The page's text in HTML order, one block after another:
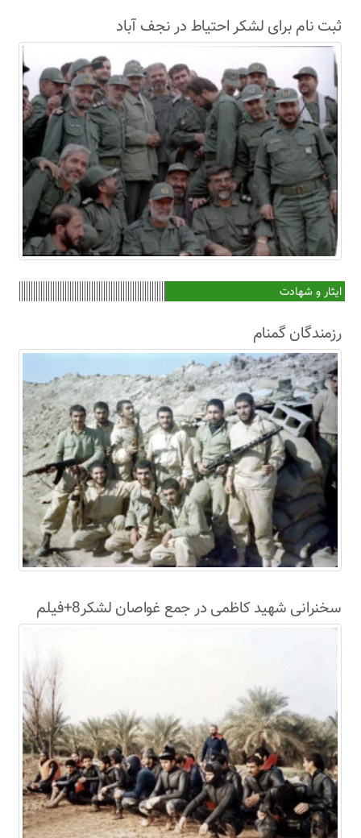
ثبت نام برای لشکر احتیاط در نجف آباد
ایثار و شهادت
رزمندگان گمنام
سخنرانی شهید کاظمی در جمع غواصان لشکر8+فیلم